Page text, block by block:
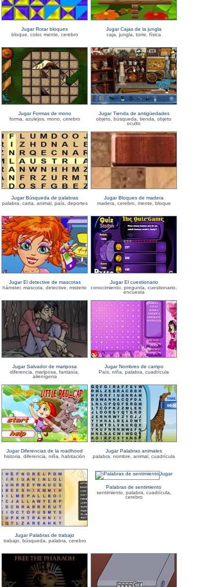
Jugar Rotar bloques
bloque, color, mente, cerebro
Jugar Cajas de la jungla
caja, jungla, torre, física
Jugar Formas de mono
forma, azulejos, mono, cerebro
Jugar Tienda de antigüedades
objeto, búsqueda, tienda, objeto
oculto
Jugar Búsqueda de palabras
palabra, carta, animal, país, deportes
Jugar Bloques de madera
madera, cerebro, mente, bloque
Jugar El detective de mascotas
hámster, mascota, detective, misterio
Jugar El cuestionario
conocimiento, pregunta, cuestionario,
encuesta
Jugar Salvador de mariposa
diferencia, mariposa, fantasía,
alienígena
Jugar Nombres de campo
País, niña, palabra, cuadrícula
Jugar Diferencias de la roadhood
historia, diferencia, niña, habitación
Jugar Palabras animales
palabra, nombre, animal, cuadrícula
Jugar Palabras de trabajo
trabajo, búsqueda, palabra, cerebro
Jugar
Palabras de sentimiento
sentimiento, palabra, cuadrícula,
cerebro